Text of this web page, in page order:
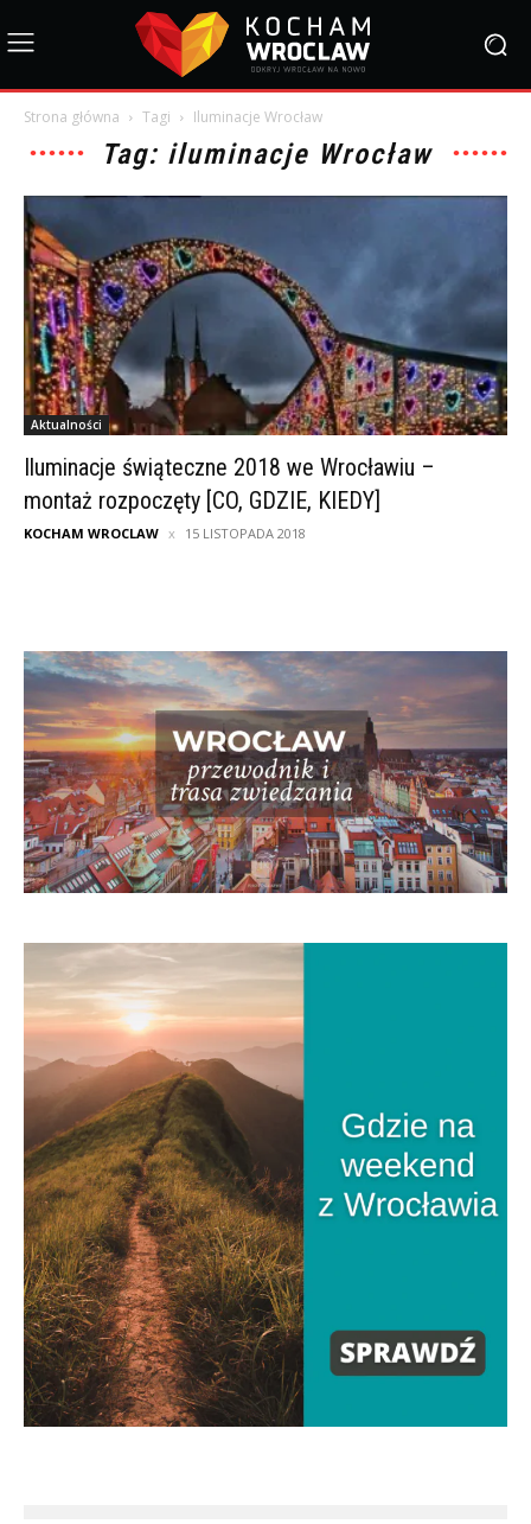
Strona główna Tagi Iluminacje Wrocław
Tag: iluminacje Wrocław
Aktualności
Iluminacje świąteczne 2018 we Wrocławiu –
montaż rozpoczęty [CO, GDZIE, KIEDY]
KOCHAM WROCLAW 15 LISTOPADA 2018